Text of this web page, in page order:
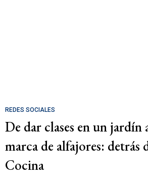
REDES SOCIALES
De dar clases en un jardín
marca de alfajores:
Cocina